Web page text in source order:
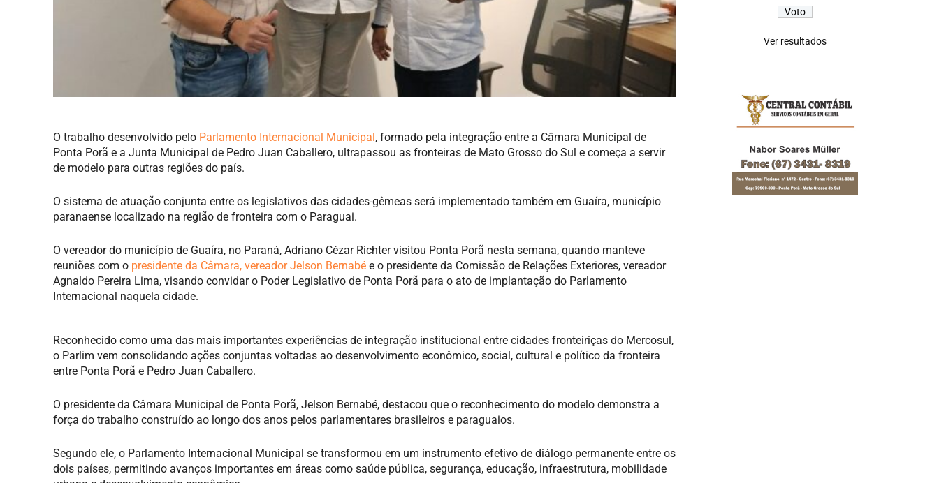
O trabalho desenvolvido pelo Parlamento Internacional Municipal , formado pela integração entre a Câmara Municipal de
Ponta Porã e a Junta Municipal de Pedro Juan Caballero, ultrapassou as fronteiras de Mato Grosso do Sul e começa a servir
de modelo para outras regiões do país.
O sistema de atuação conjunta entre os legislativos das cidades-gêmeas será implementado também em Guaíra, município
paranaense localizado na região de fronteira com o Paraguai.
O vereador do município de Guaíra, no Paraná, Adriano Cézar Richter visitou Ponta Porã nesta semana, quando manteve
reuniões com o presidente da Câmara, vereador Jelson Bernabé e o presidente da Comissão de Relações Exteriores, vereador
Agnaldo Pereira Lima, visando convidar o Poder Legislativo de Ponta Porã para o ato de implantação do Parlamento
Internacional naquela cidade.
Reconhecido como uma das mais importantes experiências de integração institucional entre cidades fronteiriças do Mercosul,
o Parlim vem consolidando ações conjuntas voltadas ao desenvolvimento econômico, social, cultural e político da fronteira
entre Ponta Porã e Pedro Juan Caballero.
O presidente da Câmara Municipal de Ponta Porã, Jelson Bernabé, destacou que o reconhecimento do modelo demonstra a
força do trabalho construído ao longo dos anos pelos parlamentares brasileiros e paraguaios.
Segundo ele, o Parlamento Internacional Municipal se transformou em um instrumento efetivo de diálogo permanente entre os
dois países, permitindo avanços importantes em áreas como saúde pública, segurança, educação, infraestrutura, mobilidade
Ver resultados